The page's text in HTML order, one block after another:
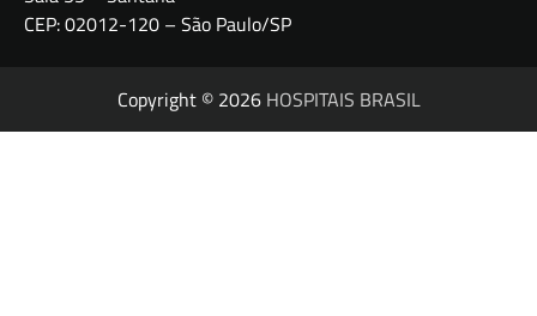
CEP: 02012-120 – São Paulo/SP
Copyright © 2026 HOSPITAIS BRASIL